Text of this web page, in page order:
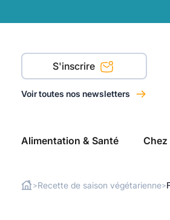
S'inscrire
Voir toutes nos newsletters
Alimentation & Santé Chez
>Recette de saison végétarienne>